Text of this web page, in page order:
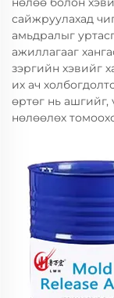
сайжруулахад
амьдралыг
ажиллагааг
зэргийн хэвийг
их ач
өртөг нь
нөлөөлөх